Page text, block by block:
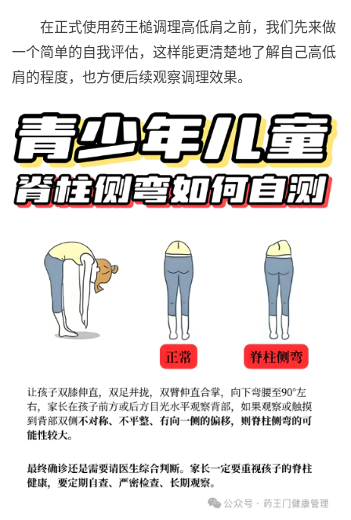
在正式使用药王槌调理高低肩之前，我们先来做
一个简单的自我评估，这样能更清楚地了解自己高低
肩的程度，也方便后续观察调理效果。